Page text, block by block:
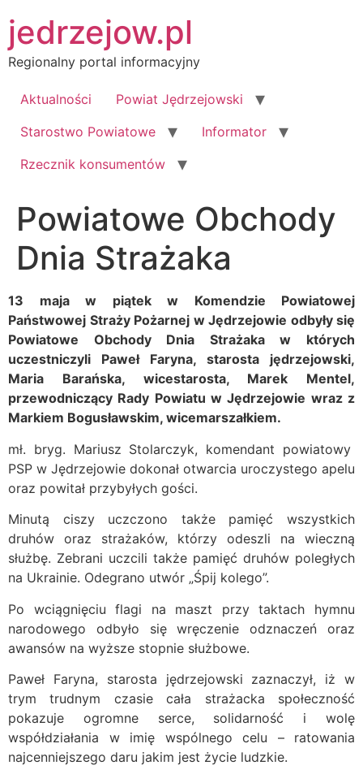
do
treści
jedrzejow.pl
Regionalny portal informacyjny
Aktualności
Powiat Jędrzejowski
Starostwo Powiatowe
Informator
Rzecznik konsumentów
Powiatowe Obchody
Dnia Strażaka
13 maja w piątek w Komendzie Powiatowej
Państwowej Straży Pożarnej w Jędrzejowie odbyły się
Powiatowe Obchody Dnia Strażaka w których
uczestniczyli Paweł Faryna, starosta jędrzejowski,
Maria Barańska, wicestarosta, Marek Mentel,
przewodniczący Rady Powiatu w Jędrzejowie wraz z
Markiem Bogusławskim, wicemarszałkiem.
mł. bryg. Mariusz Stolarczyk, komendant powiatowy
PSP w Jędrzejowie dokonał otwarcia uroczystego apelu
oraz powitał przybyłych gości.
Minutą ciszy uczczono także pamięć wszystkich
druhów oraz strażaków, którzy odeszli na wieczną
służbę. Zebrani uczcili także pamięć druhów poległych
na Ukrainie. Odegrano utwór „Śpij kolego”.
Po wciągnięciu flagi na maszt przy taktach hymnu
narodowego odbyło się wręczenie odznaczeń oraz
awansów na wyższe stopnie służbowe.
Paweł Faryna, starosta jędrzejowski zaznaczył, iż w
trym trudnym czasie cała strażacka społeczność
pokazuje ogromne serce, solidarność i wolę
współdziałania w imię wspólnego celu – ratowania
najcenniejszego daru jakim jest życie ludzkie.